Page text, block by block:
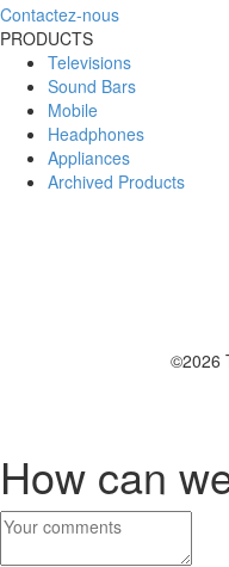
Contactez-nous
PRODUCTS
Televisions
Sound Bars
Mobile
Headphones
Appliances
Archived Products
©2026
How can